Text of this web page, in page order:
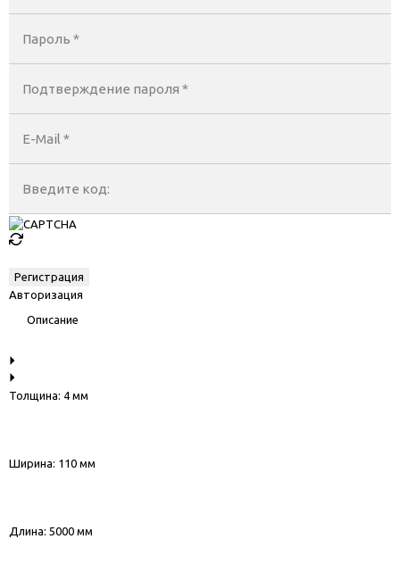
Пароль *
Подтверждение пароля *
E-Mail*
Введите код:
Авторизация
Описание
Толщина: 4 мм
Ширина: 110 мм
Длина: 5000 мм